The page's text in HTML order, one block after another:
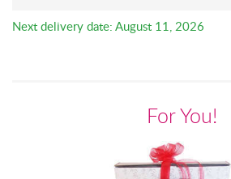
Next delivery date: August 11, 2026
For You!